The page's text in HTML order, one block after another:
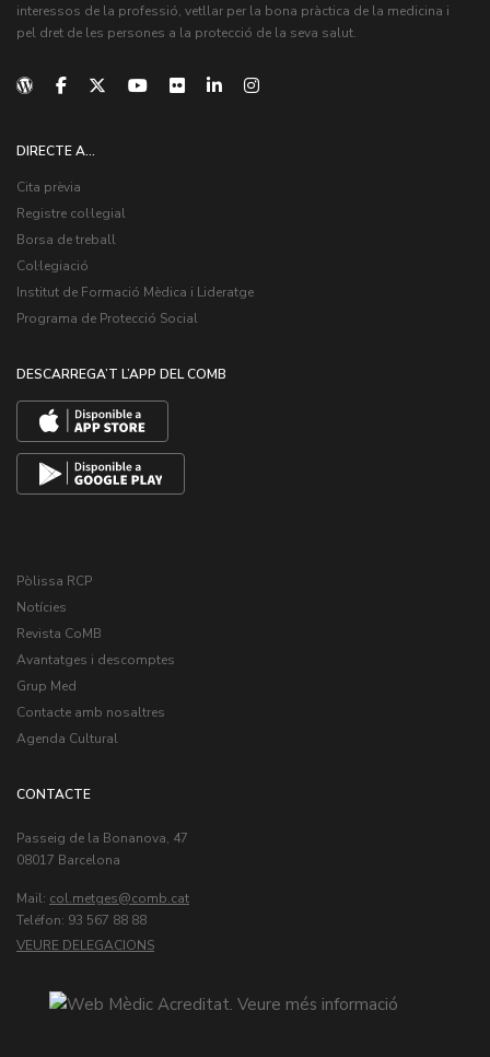
interessos de la professió, vetllar per la bona pràctica de la medicina i
pel dret de les persones a la protecció de la seva salut.
DIRECTE A...
Cita prèvia
Registre col·legial
Borsa de treball
Col·legiació
Institut de Formació Mèdica i Lideratge
Programa de Protecció Social
DESCARREGA’T L’APP DEL COMB
Pòlissa RCP
Notícies
Revista CoMB
Avantatges i descomptes
Grup Med
Contacte amb nosaltres
Agenda Cultural
CONTACTE
Passeig de la Bonanova, 47
08017 Barcelona
Mail: col.metges
Teléfon: 93 567 88 88
VEURE DELEGACIONS